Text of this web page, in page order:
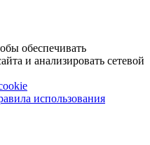
обеспечивать
и анализировать сетевой
использования